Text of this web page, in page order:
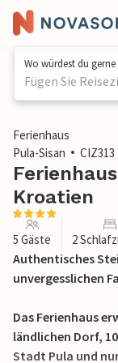
Wo würdest du
Fügen Sie
1 / 37
Ferienhaus
Pula-Sisan
CIZ313
Kroatien
5 Gäste 2
Authentisches
unvergesslichen
Das Ferienhaus
ländlichen Dorf,
Stadt Pula und